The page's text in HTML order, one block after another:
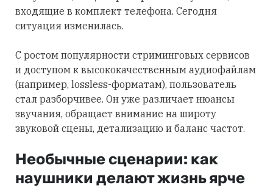
входящие в комплект телефона. Сегодня
ситуация изменилась.
С ростом популярности стриминговых сервисов
и доступом к высококачественным аудиофайлам
(например, lossless-форматам), пользователь
стал разборчивее. Он уже различает нюансы
звучания, обращает внимание на широту
звуковой сцены, детализацию и баланс частот.
Необычные сценарии: как
наушники делают жизнь ярче